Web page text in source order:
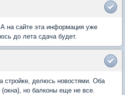
на сайте эта информация уже
до лета сдача будет.
стройке, делюсь новостями. Оба
но балконы еще не все.